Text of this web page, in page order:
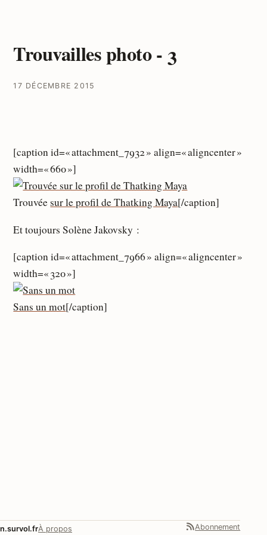
Trouvailles photo - 3
17 DÉCEMBRE 2015
[caption id=« attachment_7932 » align=« aligncenter »
width=« 660 »]
Trouvéesur le profil de Thatking Maya[/caption]
Et toujours Solène Jakovsky :
[caption id=« attachment_7966 » align=« aligncenter »
width=« 320 »]
Sans un mot[/caption]
n.survol.frÀ propos Abonnement